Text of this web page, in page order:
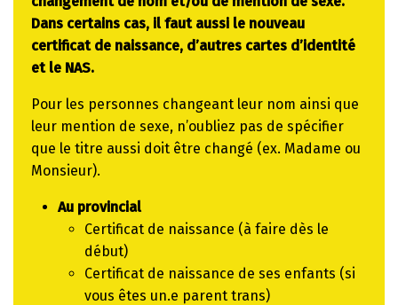
Dans certains cas, il faut aussi le nouveau
certificat de naissance, d’autres cartes d’identité
et le NAS.
Pour les personnes changeant leur nom ainsi que
leur mention de sexe, n’oubliez pas de spécifier
que le titre aussi doit être changé (ex. Madame ou
Monsieur).
Au provincial
Certificat de naissance (à faire dès le
début)
Certificat de naissance de ses enfants (si
vous êtes un.e parent trans)